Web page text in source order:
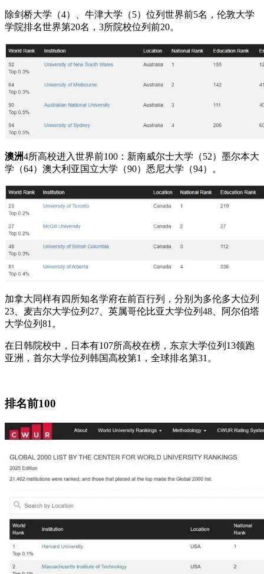
除剑桥大学（4）、牛津大学（5）位列世界前5名，伦敦大学
学院排名世界第20名，3所院校位列前20。
澳洲4所高校进入世界前100：新南威尔士大学（52）墨尔本大
学（64）澳大利亚国立大学（90）悉尼大学（94）。
加拿大同样有四所知名学府在前百行列，分别为多伦多大位列
23、麦吉尔大学位列27、英属哥伦比亚大学位列48、阿尔伯塔
大学位列81。
在日韩院校中，日本有107所高校在榜，东京大学位列13领跑
亚洲，首尔大学位列韩国高校第1，全球排名第31。
排名前100